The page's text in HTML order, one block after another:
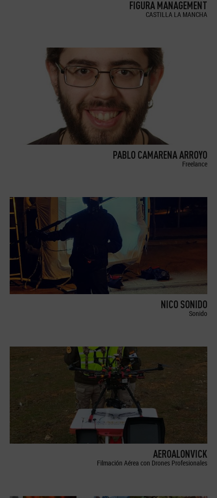
FIGURA MANAGEMENT
CASTILLA LA MANCHA
PABLO CAMARENA ARROYO
Freelance
NICO SONIDO
Sonido
AEROALONVICK
Filmación Aérea con Drones Profesionales